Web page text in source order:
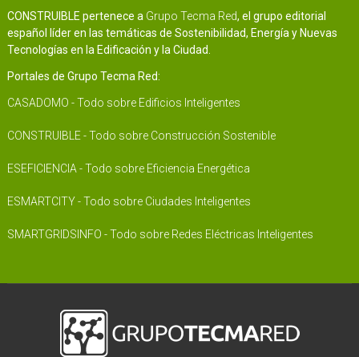
CONSTRUIBLE pertenece a Grupo Tecma Red, el grupo editorial
español líder en las temáticas de Sostenibilidad, Energía y Nuevas
Tecnologías en la Edificación y la Ciudad.
Portales de Grupo Tecma Red:
CASADOMO - Todo sobre Edificios Inteligentes
CONSTRUIBLE - Todo sobre Construcción Sostenible
ESEFICIENCIA - Todo sobre Eficiencia Energética
ESMARTCITY - Todo sobre Ciudades Inteligentes
SMARTGRIDSINFO - Todo sobre Redes Eléctricas Inteligentes